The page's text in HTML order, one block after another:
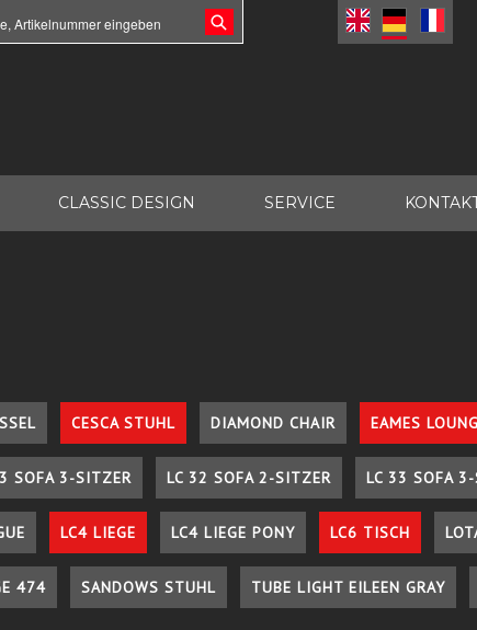
CLASSIC DESIGN SERVICE
CESCA STUHL DIAMOND CHAIR EAMES
SOFA 3-SITZER LC 32 SOFA 2-SITZER LC 33 SOFA
LC4 LIEGE LC4 LIEGE PONY LC6 TISCH
474 SANDOWS STUHL TUBE LIGHT EILEEN GRAY